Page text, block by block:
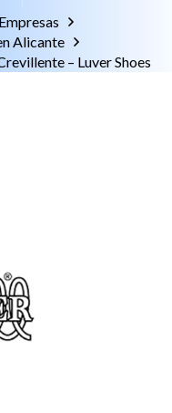
Alicante
– Luver Shoes